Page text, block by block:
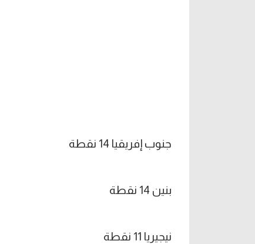
جنوب إفريقيا 14 نقطة
بنين 14 نقطة
نيجيريا 11 نقطة